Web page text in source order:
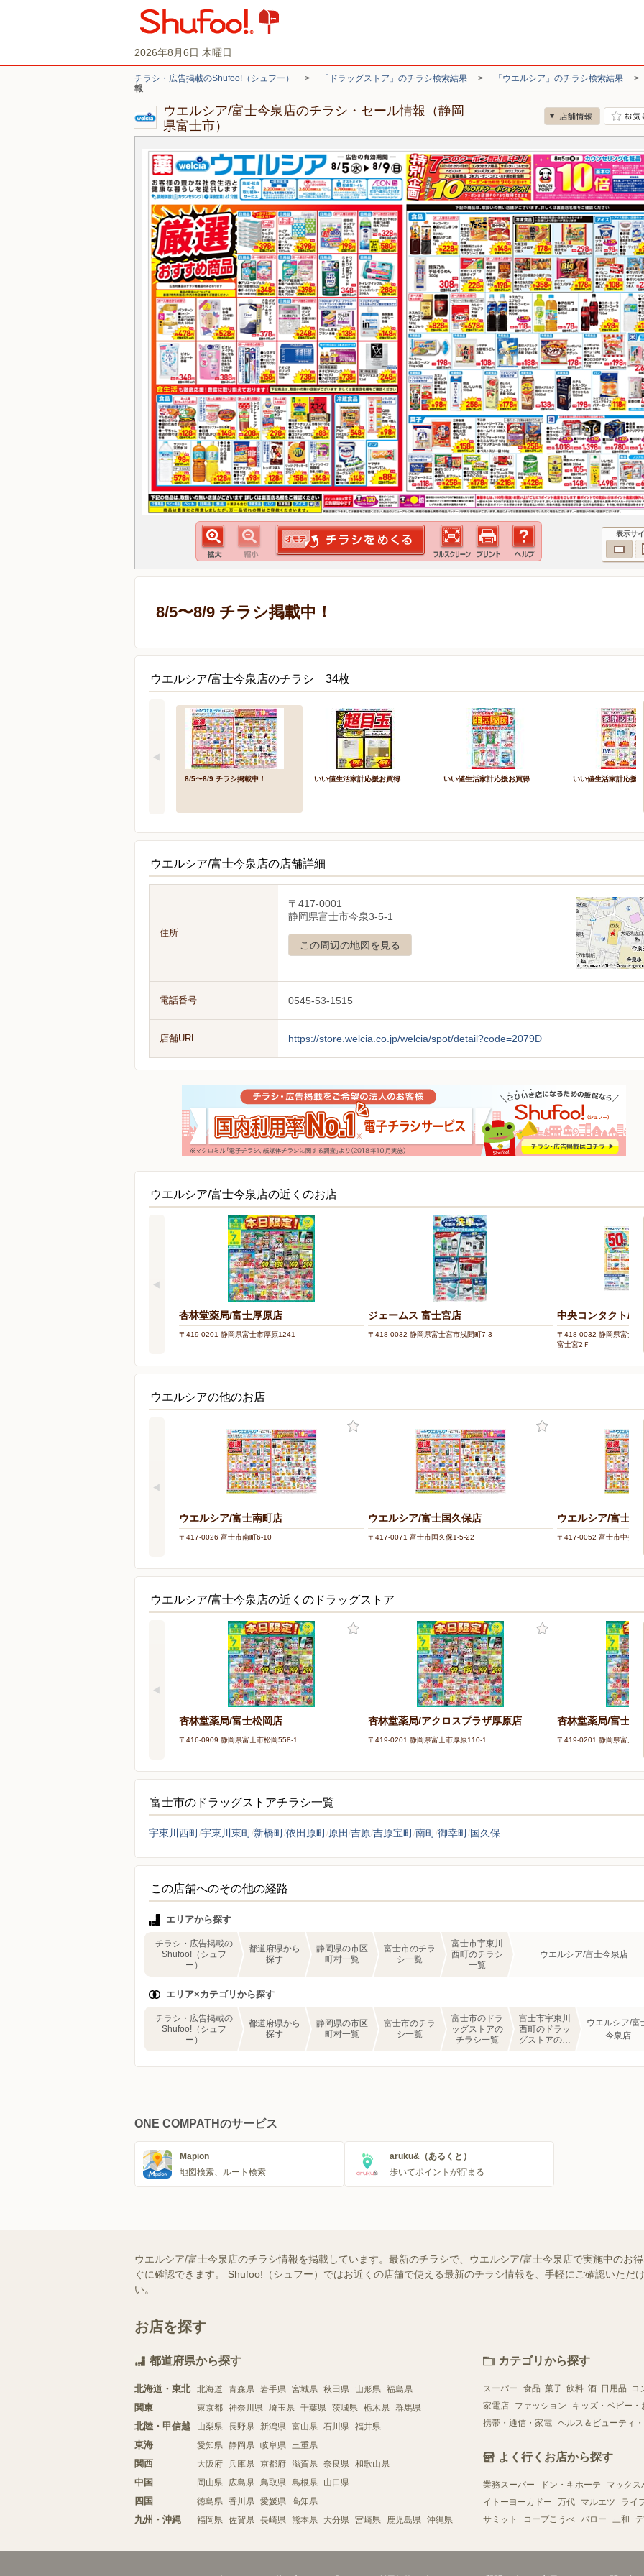
2026年8月6日 木曜日
チラシ・広告掲載のShufoo!（シュフー） > 「ドラッグストア」のチラシ検索結果 > 「ウエルシア」のチラシ検索結果 >
報
ウエルシア/富士今泉店のチラシ・セール情報（静岡
県富士市）
表示サ
8/5〜8/9 チラシ掲載中！
ウエルシア/富士今泉店のチラシ 34枚
8/5〜8/9 チラシ掲載中！ いい値生活家計応援お買得 いい値生活家計応援お買得 いい値生活家計応援お
ウエルシア/富士今泉店の店舗詳細
住所
〒417-0001
静岡県富士市今泉3-5-1
この周辺の地図を見る
電話番号 0545-53-1515
店舗URL https://store.welcia.co.jp/welcia/spot/detail?code=2079D
ウエルシア/富士今泉店の近くのお店
杏林堂薬局/富士厚原店
〒419-0201 静岡県富士市厚原1241
ジェームス 富士宮店
〒418-0032 静岡県富士宮市浅間町7-3
中央コンタクト/
〒418-0032 静岡県富士宮
富士宮2Ｆ
ウエルシアの他のお店
ウエルシア/富士南町店
〒417-0026 富士市南町6-10
ウエルシア/富士国久保店
〒417-0071 富士市国久保1-5-22
ウエルシア/富士
〒417-0052 富士市中央町
ウエルシア/富士今泉店の近くのドラッグストア
杏林堂薬局/富士松岡店
〒416-0909 静岡県富士市松岡558-1
杏林堂薬局/アクロスプラザ厚原店
〒419-0201 静岡県富士市厚原110-1
杏林堂薬局/富士厚
〒419-0201 静岡県富士市
富士市のドラッグストアチラシ一覧
宇東川西町宇東川東町 新橋町依田原町 原田 吉原吉原宝町南町御幸町 国久保
この店舗へのその他の経路
エリアから探す
チラシ・広告掲載の
Shufoo!（シュフ
ー）
都道府県から
探す
静岡県の市区
町村一覧
富士市のチラ
シ一覧
富士市宇東川
西町のチラシ
一覧
ウエルシア/富士今泉店
エリア×カテゴリから探す
チラシ・広告掲載の
Shufoo!（シュフ
ー）
都道府県から
探す
静岡県の市区
町村一覧
富士市のチラ
シ一覧
富士市のドラ
ッグストアの
チラシ一覧
富士市宇東川
西町のドラッ
グストアのチ
ウエルシア/富
今泉店
ONE COMPATHのサービス
Mapion
地図検索、ルート検索
aruku&（あるくと）
歩いてポイントが貯まる
ウエルシア/富士今泉店のチラシ情報を掲載しています。最新のチラシで、ウエルシア/富士今泉店で実施中のお
ぐに確認できます。 Shufoo!（シュフー）ではお近くの店舗で使える最新のチラシ情報を、手軽にご確認いただ
い。
お店を探す
都道府県から探す
北海道・東北 北海道 青森県 岩手県 宮城県 秋田県 山形県 福島県
関東 東京都 神奈川県 埼玉県 千葉県 茨城県 栃木県 群馬県
北陸・甲信越 山梨県 長野県 新潟県 富山県 石川県 福井県
東海 愛知県 静岡県 岐阜県 三重県
関西 大阪府 兵庫県 京都府 滋賀県 奈良県 和歌山県
中国 岡山県 広島県 鳥取県 島根県 山口県
四国 徳島県 香川県 愛媛県 高知県
九州・沖縄 福岡県 佐賀県 長崎県 熊本県 大分県 宮崎県 鹿児島県 沖縄県
カテゴリから探す
スーパー 食品･菓子･飲料･酒･日用品･コ
家電店
ファッション キッズ・ベビー・
携帯・通信・家電 ヘルス＆ビューティ
よく行くお店から探す
業務スーパー ドン・キホーテ マックス
イトーヨーカドー
万代 マルエツ ライ
サミット
コープこうべ バロー 三和